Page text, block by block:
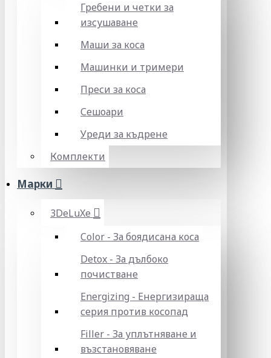
Гребени и четки за
изсушаване
Маши за коса
Машинки и тримери
Преси за коса
Сешоари
Уреди за къдрене
Комплекти
Марки
3DeLuXe
Color - За боядисана коса
Detox - За дълбоко
почистване
Energizing - Енергизираща
серия против косопад
Filler - За уплътняване и
възстановяване